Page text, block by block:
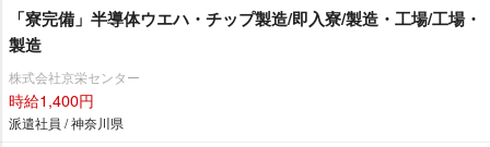
「寮完備」半導体ウエハ・チップ製造/即入寮/製造・工場/工場・
製造
株式会社京栄センター
時給1,400円
派遣社員 / 神奈川県